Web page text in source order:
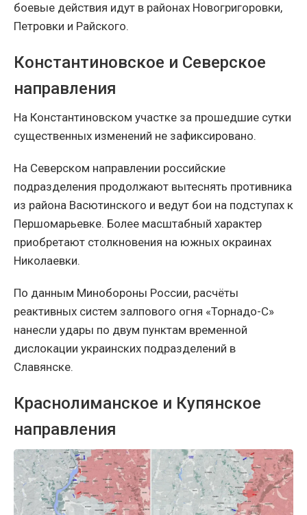
боевые действия идут в районах Новогригоровки,
Петровки и Райского.
Константиновское и Северское
направления
На Константиновском участке за прошедшие сутки
существенных изменений не зафиксировано.
На Северском направлении российские
подразделения продолжают вытеснять противника
из района Васютинского и ведут бои на подступах к
Першомарьевке. Более масштабный характер
приобретают столкновения на южных окраинах
Николаевки.
По данным Минобороны России, расчёты
реактивных систем залпового огня «Торнадо-С»
нанесли удары по двум пунктам временной
дислокации украинских подразделений в
Славянске.
Краснолиманское и Купянское
направления